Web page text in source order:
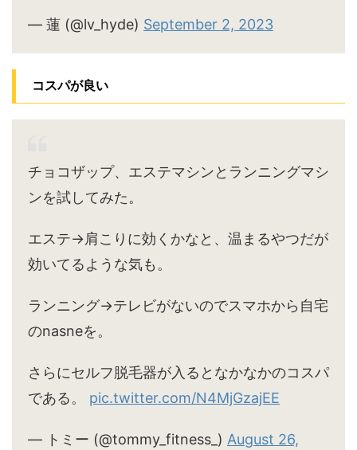
— 蓮 (@lv_hyde) September 2, 2023
コスパが良い
チョコザップ、エステマシンとランニングマシ
ンを試してみた。
エステ→肩こりに効くかなと、温まるやつだが
効いてるような気も。
ランニング→テレビがないのでスマホから自宅
のnasneを。
さらにセルフ脱毛器が入るとなかなかのコスパ
である。 pic.twitter.com/N4MjGzajEE
— トミー (@tommy_fitness_) August 26,